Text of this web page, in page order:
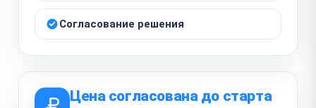
Согласование решения
Цена согласована до старта